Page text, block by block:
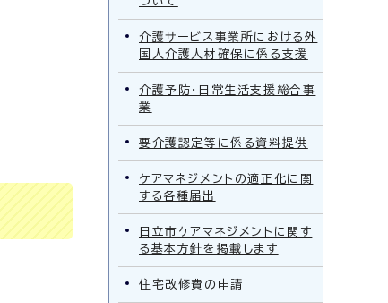
介護サービス事業所における外
国人介護人材確保に係る支援
介護予防・日常生活支援総合事
業
要介護認定等に係る資料提供
ケアマネジメントの適正化に関
する各種届出
日立市ケアマネジメントに関す
る基本方針を掲載します
住宅改修費の申請